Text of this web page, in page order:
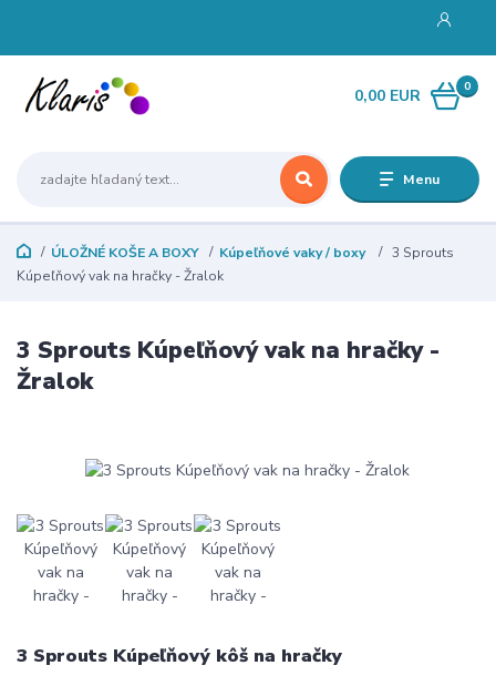
Menu
0
0,00 EUR
ÚLOŽNÉ KOŠE A BOXY Kúpeľňové vaky / boxy
3 Sprouts
Kúpeľňový vak na hračky - Žralok
3 Sprouts Kúpeľňový vak na hračky -
Žralok
3 Sprouts Kúpeľňový kôš na hračky